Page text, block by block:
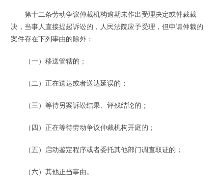
第十二条劳动争议仲裁机构逾期未作出受理决定或仲裁裁
决，当事人直接提起诉讼的，人民法院应予受理，但申请仲裁的
案件存在下列事由的除外：
（一）移送管辖的；
（二）正在送达或者送达延误的；
（三）等待另案诉讼结果、评残结论的；
（四）正在等待劳动争议仲裁机构开庭的；
（五）启动鉴定程序或者委托其他部门调查取证的；
（六）其他正当事由。